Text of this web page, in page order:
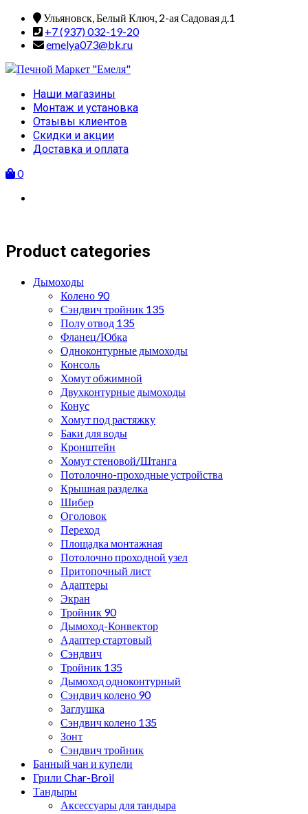
Skip
content
Ульяновск, Белый Ключ, 2-ая Садовая д.1
+7 (937) 032-19-20
emelya073@bk.ru
Primary
Menu
Наши магазины
Монтаж и установка
Отзывы клиентов
Скидки и акции
Доставка и оплата
0
Product categories
Дымоходы
Колено 90
Сэндвич тройник 135
Полу отвод 135
Фланец/Юбка
Одноконтурные дымоходы
Консоль
Хомут обжимной
Двухконтурные дымоходы
Конус
Хомут под растяжку
Баки для воды
Кронштейн
Хомут стеновой/Штанга
Потолочно-проходные устройства
Крышная разделка
Шибер
Оголовок
Переход
Площадка монтажная
Потолочно проходной узел
Притопочный лист
Адаптеры
Экран
Тройник 90
Дымоход-Конвектор
Адаптер стартовый
Сэндвич
Тройник 135
Дымоход одноконтурный
Сэндвич колено 90
Заглушка
Сэндвич колено 135
Зонт
Сэндвич тройник
Банный чан и купели
Грили Char-Broil
Тандыры
Аксессуары для тандыра